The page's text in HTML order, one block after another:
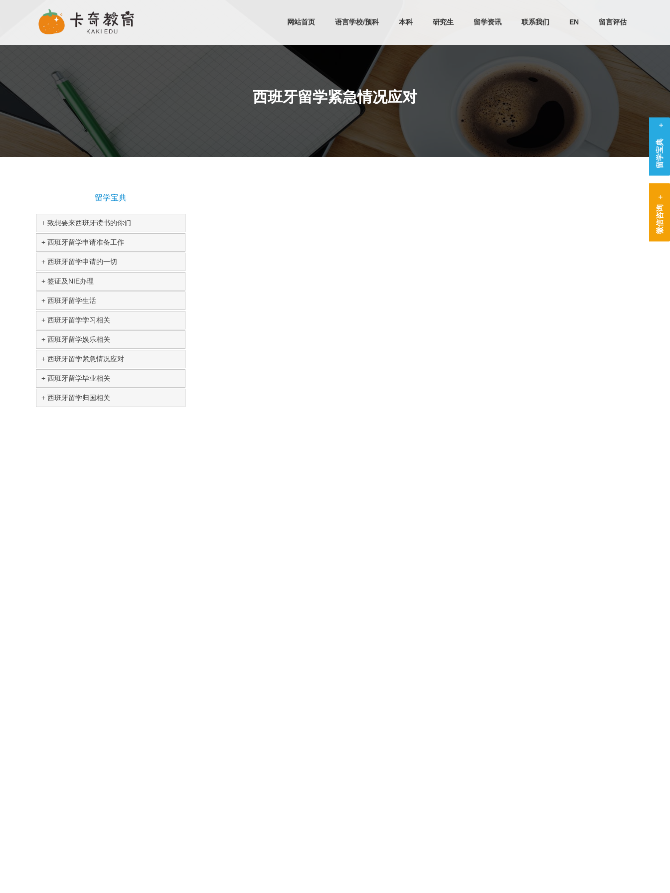
网站首页 语言学校/预科 本科 研究生 留学资讯 联系我们 EN 留言评估
西班牙留学紧急情况应对
留学宝典
致想要来西班牙读书的你们
西班牙留学申请准备工作
西班牙留学申请的一切
签证及NIE办理
西班牙留学生活
西班牙留学学习相关
西班牙留学娱乐相关
西班牙留学紧急情况应对
西班牙留学毕业相关
西班牙留学归国相关
留学宝典
微信咨询